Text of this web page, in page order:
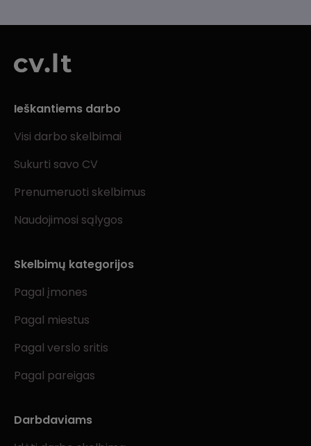
Ieškantiems darbo
Visi darbo skelbimai
Sukurti savo CV
Prenumeruoti skelbimus
Naudojimosi sąlygos
Skelbimų kategorijos
Pagal įmones
Pagal miestus
Pagal verslo sritis
Pagal pareigas
Darbdaviams